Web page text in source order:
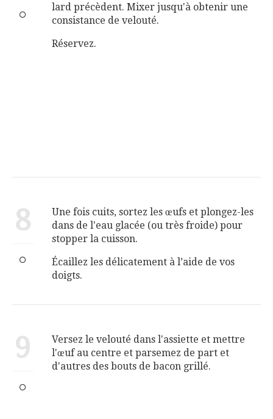
lard précèdent. Mixer jusqu'à obtenir une
consistance de velouté.
Réservez.
8
Une fois cuits, sortez les œufs et plongez-les
dans de l'eau glacée (ou très froide) pour
stopper la cuisson.
Écaillez les délicatement à l’aide de vos
doigts.
9
Versez le velouté dans l'assiette et mettre
l'œuf au centre et parsemez de part et
d'autres des bouts de bacon grillé.